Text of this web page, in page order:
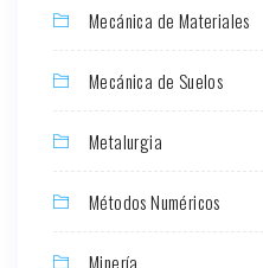
Mecánica de Materiales
Mecánica de Suelos
Metalurgia
Métodos Numéricos
Minería